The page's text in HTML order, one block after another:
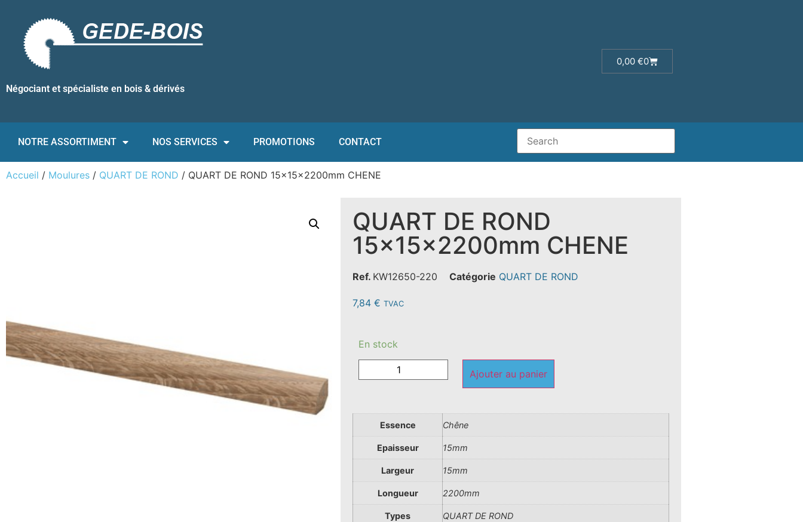
Négociant et spécialiste en bois & dérivés
0,00€0
NOTRE ASSORTIMENT NOS SERVICES PROMOTIONS CONTACT
Accueil / Moulures / QUART DE ROND / QUART DE ROND 15x15x2200mm CHENE
QUART DE ROND
15x15x2200mm CHENE
Ref. KW12650-220 Catégorie QUART DE ROND
7,84 € TVAC
En stock
Ajouter au panier
Essence Chêne
Epaisseur 15mm
Largeur 15mm
Longueur 2200mm
Types QUART DE ROND